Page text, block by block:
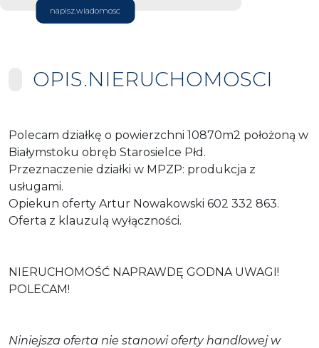
napisz.wiadomosc
OPIS.NIERUCHOMOSCI
Polecam działkę o powierzchni 10870m2 położoną w
Białymstoku obręb Starosielce Płd.
Przeznaczenie działki w MPZP: produkcja z
usługami.
Opiekun oferty Artur Nowakowski 602 332 863.
Oferta z klauzulą wyłączności.
NIERUCHOMOŚĆ NAPRAWDĘ GODNA UWAGI!
POLECAM!
Niniejsza oferta nie stanowi oferty handlowej w